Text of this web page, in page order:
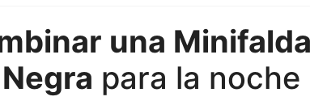
una Minifalda
para la noche